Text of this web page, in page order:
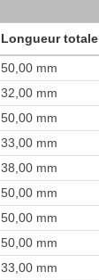
Longueur totale
50,00 mm
32,00 mm
50,00 mm
33,00 mm
38,00 mm
50,00 mm
50,00 mm
50,00 mm
33,00 mm